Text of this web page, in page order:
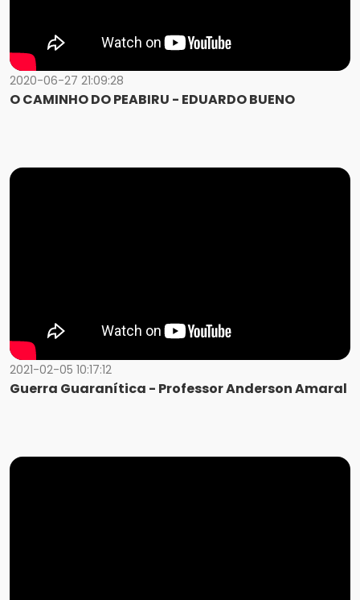
2020-06-27 21:09:28
O CAMINHO DO PEABIRU - EDUARDO BUENO
2021-02-05 10:17:12
Guerra Guaranítica - Professor Anderson Amaral